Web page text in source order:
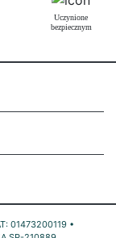
Uczynione
bezpiecznym
01473200119 •